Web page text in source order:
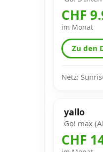
CHF
im Monat
Zu den
Netz:
yallo
Go! max
CHF